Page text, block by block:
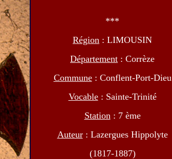
***
Région : LIMOUSIN
Département : Corrèze
Commune: Conflent-Port-Dieu
Vocable: Sainte-Trinité
Station: 7 ème
Auteur: Lazergues Hippolyte
(1817-1887)